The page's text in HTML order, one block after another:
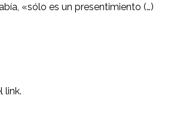
«sólo es un presentimiento (…)
link.